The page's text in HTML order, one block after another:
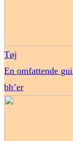
Tøj
En omfattende
bh’er